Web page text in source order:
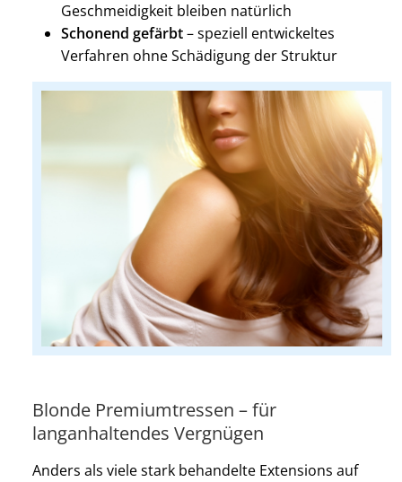
Geschmeidigkeit bleiben natürlich
Schonend gefärbt– speziell entwickeltes
Verfahren ohne Schädigung der Struktur
Blonde Premiumtressen – für
langanhaltendes Vergnügen
Anders als viele stark behandelte Extensions auf